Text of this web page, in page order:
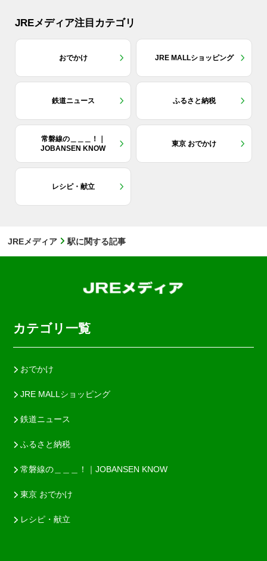
JREメディア注目カテゴリ
おでかけ JRE MALLショッピング
鉄道ニュース ふるさと納税
常磐線の＿＿＿！｜
JOBANSEN KNOW
東京 おでかけ
レシピ・献立
JREメディア 駅に関する記事
カテゴリ一覧
おでかけ
JRE MALLショッピング
鉄道ニュース
ふるさと納税
常磐線の＿＿＿！｜JOBANSEN KNOW
東京 おでかけ
レシピ・献立